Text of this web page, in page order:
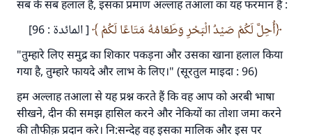
सब के सब हलाल हैं, इसका प्रमाण अल्लाह तआला का यह फरमान है :
أُحِلَّ لَكُمْ صَيْدُ الْبَحْرِ وَطَعَامُهُ مَتَاعًا لَكُمْ
[ المائدة : 96]
"तुम्हारे लिए समुद्र का शिकार पकड़ना और उसका खाना हलाल किया
गया है, तुम्हारे फायदे और लाभ के लिए।" (सूरतुल माइदा : 96)
हम अल्लाह तआला से यह प्रश्न करते हैं कि वह आप को अरबी भाषा
सीखने, दीन की समझ हासिल करने और नेकियों का तोशा जमा करने
की तौफीक़ प्रदान करे। नि:सन्देह वह इसका मालिक और इस पर